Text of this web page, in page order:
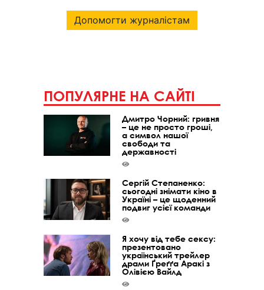
Допомогти журналістам
ПОПУЛЯРНЕ НА САЙТІ
Дмитро Чорний: гривня
– це не просто гроші,
а символ нашої
свободи та
державності
Сергій Степаненко:
сьогодні знімати кіно в
Україні – це щоденний
подвиг усієї команди
Я хочу від тебе сексу:
презентовано
український трейлер
драми Ґреґґа Аракі з
Олівією Вайлд